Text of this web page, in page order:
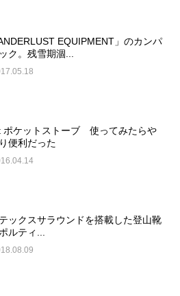
EQUIPMENT」のカンパ
ク。残雪期涸...
ポケットストーブ 使ってみたらや
便利だった
ックスサラウンドを搭載した登山靴
ポルティ...